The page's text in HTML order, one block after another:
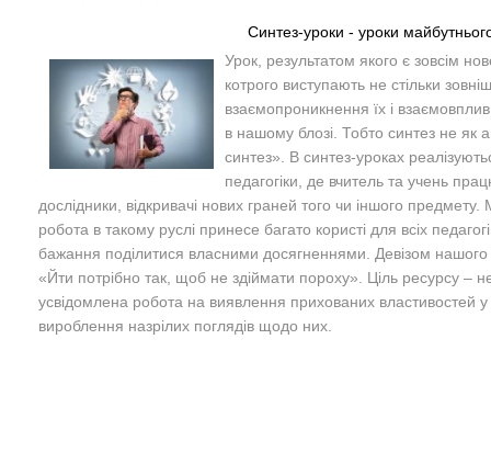
Синтез-уроки - уроки
Урок, результатом якого є зовсім
котрого виступають не стільки
взаємопроникнення їх і
в нашому блозі. Тобто синтез не як
синтез». В синтез-уроках
педагогіки, де вчитель та учень
дослідники, відкривачі нових граней того чи іншого
робота в такому руслі принесе багато користі для всіх
бажання поділитися власними досягненнями. Девізом нашого
«Йти потрібно так, щоб не здіймати пороху». Ціль ресурсу –
усвідомлена робота на виявлення прихованих властивостей
вироблення назрілих поглядів щодо них.